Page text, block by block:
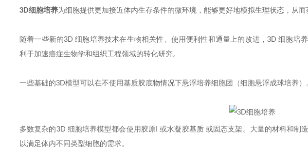
3D细胞培养为细胞提供更加接近体内生存条件的微环境，能够更好地模拟生理状态，从而
随着一些新的3D 细胞培养技术在生物相关性、使用便利性和通量上的改进，3D 细胞培
利于加速癌症生物学和组织工程领域的转化研究。
一些基础的3D模型可以在不使用基质胶底物情况下悬浮培养细胞团（细胞悬浮成球培养）
多数复杂的3D 细胞培养模型都会使用胶原I 或水凝胶基质 或固态支架。大量的材料和制
以满足体内不同类型细胞的需求。